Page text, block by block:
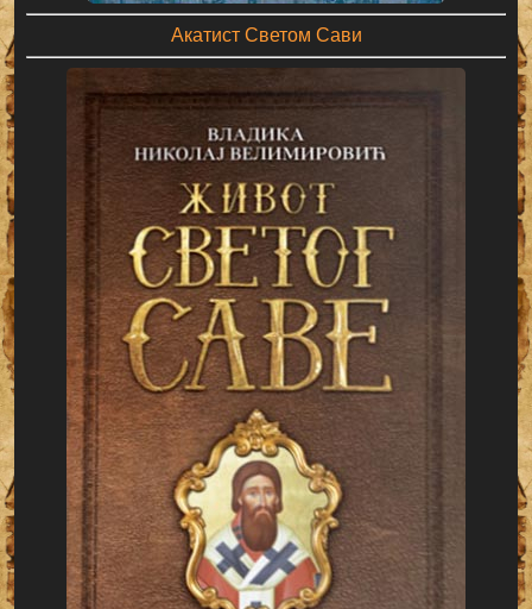
Акатист Светом Сави